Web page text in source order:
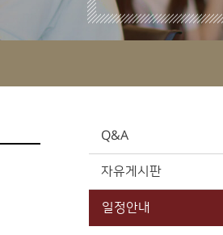
Q&A
자유게시판
일정안내